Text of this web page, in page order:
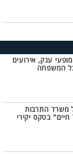
ענק, אירועים
המשפחה
משרד התרבות
בטקס יקירי